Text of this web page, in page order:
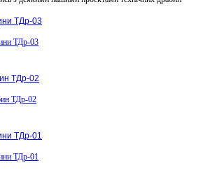
ТДр-03
ТДр-02
ТДр-01